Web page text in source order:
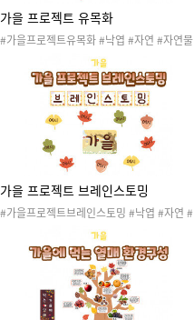
가을 프로젝트 유목화
#가을프로젝트유목화 #낙엽 #자연 #자연물
#가을나무 #가을꽃 #가을환경 #가을활동 #
가을놀이 #가을꾸미기 #가을도안 #가을프로
젝트 #브레인스토밍 #생각모으기 #주제망 #
생활주제 #프로젝트주제 #놀이주제 #유아중
심교육 #흥미 #환경구성 #게시판꾸미기 #환
경판꾸미기 #가을환경구성
가을 프로젝트 브레인스토밍
#가을프로젝트브레인스토밍 #낙엽 #자연 #
자연물 #가을나무 #가을꽃 #가을환경 #가을
활동 #가을놀이 #가을꾸미기 #가을도안 #가
을프로젝트 #생각모으기 #유목화 #주제망 #
생활주제 #프로젝트주제 #놀이주제 #유아중
심교육 #흥미 #환경구성 #게시판꾸미기 #환
경판꾸미기 #가을환경구성